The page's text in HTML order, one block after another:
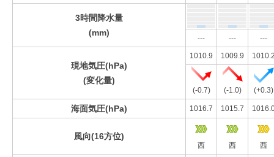
3時間降水量
(mm)
--- --- ---
現地気圧(hPa)
(変化量)
1010.9 1009.9
(-0.7) (-1.0) (+0.3)
海面気圧(hPa) 1016.7 1015.7
風向(16方位)
西 西 西